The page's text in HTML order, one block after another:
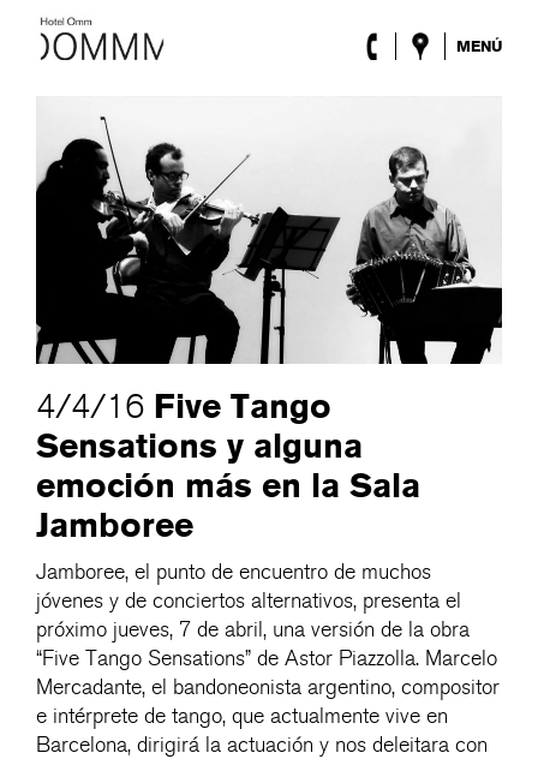
MENÚ
El Hotel
Habitaciones
Roca Barcelona
Spa
Lobby & Club
Promociones
4/4/16 Five Tango
Sensations y alguna
emoción más en la Sala
Jamboree
Jamboree, el punto de encuentro de muchos
jóvenes y de conciertos alternativos, presenta el
próximo jueves, 7 de abril, una versión de la obra
“Five Tango Sensations” de Astor Piazzolla. Marcelo
Mercadante, el bandoneonista argentino, compositor
e intérprete de tango, que actualmente vive en
Barcelona, dirigirá la actuación y nos deleitara con